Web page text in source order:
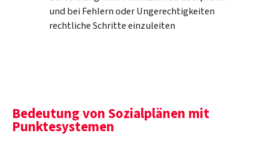
und bei Fehlern oder Ungerechtigkeiten
rechtliche Schritte einzuleiten
Bedeutung von Sozialplänen mit
Punktesystemen